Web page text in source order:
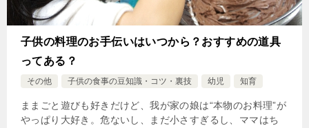
子供の料理のお手伝いはいつから？おすすめの道具
ってある？
その他 子供の食事の豆知識・コツ・裏技 幼児 知育
ままごと遊びも好きだけど、我が家の娘は“本物のお料理”が
やっぱり大好き。危ないし、まだ小さすぎるし、ママはち